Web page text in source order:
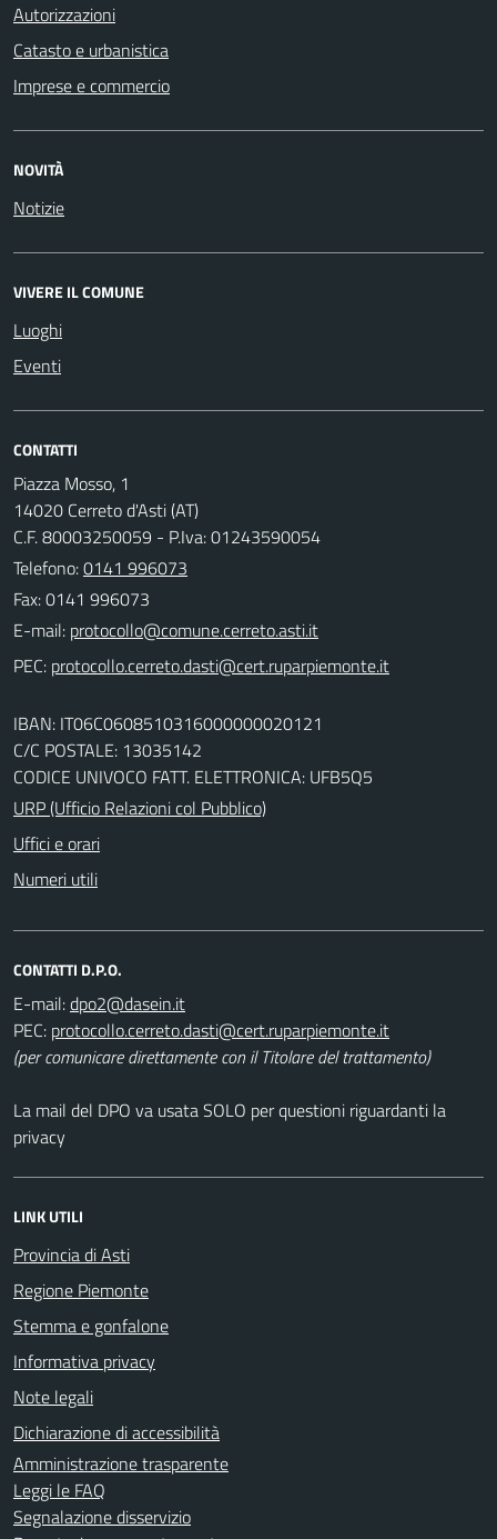
Autorizzazioni
Catasto e urbanistica
Imprese e commercio
NOVITÀ
Notizie
VIVERE IL COMUNE
Luoghi
Eventi
CONTATTI
Piazza Mosso, 1
14020 Cerreto d'Asti (AT)
C.F. 80003250059 - P.Iva: 01243590054
Telefono:0141 996073
Fax: 0141 996073
E-mail:
PEC:
IBAN: IT06C0608510316000000020121
C/C POSTALE: 13035142
CODICE UNIVOCO FATT. ELETTRONICA: UFB5Q5
URP (Ufficio Relazioni col Pubblico)
Uffici e orari
Numeri utili
CONTATTI D.P.O.
E-mail:
PEC:
(per comunicare direttamente con il Titolare del trattamento)
La mail del DPO va usata SOLO per questioni riguardanti la
privacy
LINK UTILI
Provincia di Asti
Regione Piemonte
Stemma e gonfalone
Informativa privacy
Note legali
Dichiarazione di accessibilità
Amministrazione trasparente
Leggi le FAQ
Segnalazione disservizio